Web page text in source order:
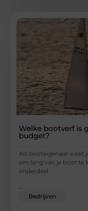
Welke bootverf is
budget?
Als booteigenaar weet
om lang van je boot te
onderdeel
Bedrijven